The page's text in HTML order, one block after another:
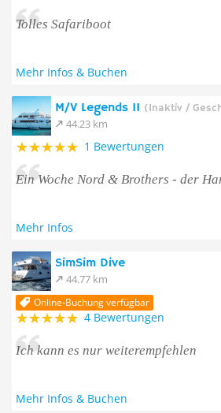
Tolles Safariboot
Mehr Infos & Buchen
M/V Legends II (Inaktiv /
44.23 km
1 Bewertungen
Ein Woche Nord & Brothers - der
Mehr Infos
SimSim Dive
44.77 km
Online-Buchung verfügbar
4 Bewertungen
Ich kann es nur weiterempfehlen
Mehr Infos & Buchen